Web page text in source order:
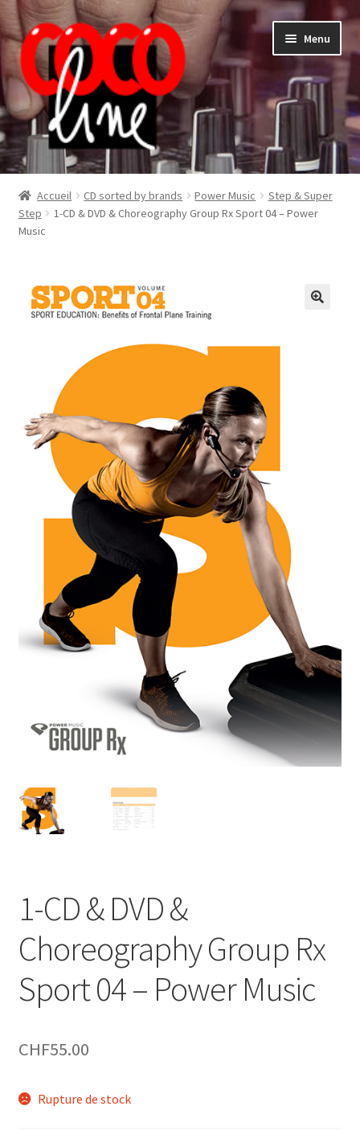
Aller
à
la
navigation
Aller
au
contenu
Menu
Shop
Accueil CD sorted by brands Power Music
Step & Super
Step
1-CD & DVD & Choreography Group Rx Sport 04 – Power
Music
1-CD & DVD &
Choreography Group Rx
Sport 04 – Power Music
CHF55.00
Rupture de stock